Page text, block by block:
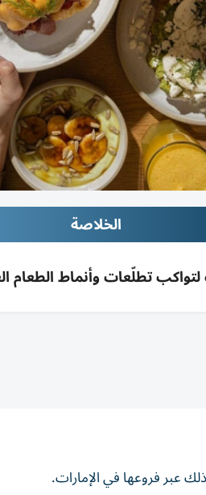
الخلاصة
تطلّعات وأنماط الطعام
عبر فروعها في الإمارات.